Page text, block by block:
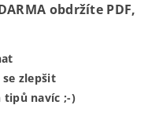
obdržíte PDF,
zlepšit
tipů navíc ;-)